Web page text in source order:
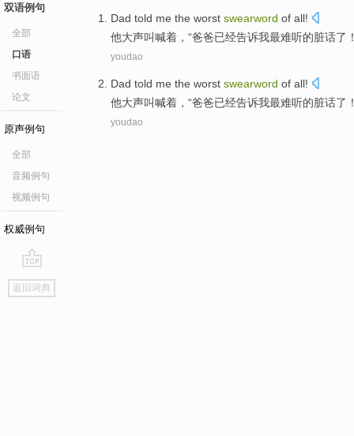
双语例句
全部
口语
书面语
论文
原声例句
全部
音频例句
视频例句
权威例句
go
top
返回词典
Dad told me the worst swearword of all!
他大声叫喊着，“爸爸已经告诉我最难听的脏话了
youdao
Dad told me the worst swearword of all!
他大声叫喊着，“爸爸已经告诉我最难听的脏话了
youdao